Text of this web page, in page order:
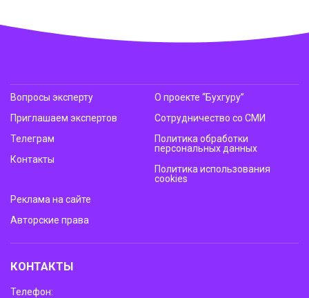
Вопросы эксперту
Приглашаем экспертов
Телеграм
Контакты
О проекте “Бухгуру”
Сотрудничество со СМИ
Политика обработки
персональных данных
Политика использования
cookies
Реклама на сайте
Авторские права
КОНТАКТЫ
Телефон: